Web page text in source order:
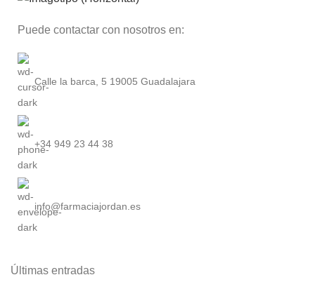
Puede contactar con nosotros en:
Calle la barca, 5 19005 Guadalajara
+34 949 23 44 38
info@farmaciajordan.es
Últimas entradas